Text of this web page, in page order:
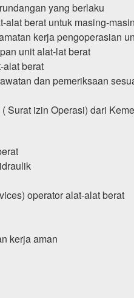
yang berlaku
alat berat untuk masing-
kerja pengoperasian
unit alat-lat berat
alat berat
dan pemeriksaan
Surat izin Operasi) dari
operator alat-alat berat
kerja aman